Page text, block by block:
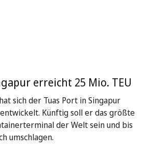
erreicht 25 Mio. TEU
sich der Tuas Port in Singapur
Künftig soll er das größte
der Welt sein und bis
umschlagen.